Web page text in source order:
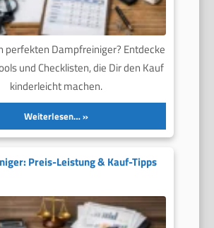
perfekten Dampfreiniger? Entdecke
und Checklisten, die Dir den Kauf
kinderleicht machen.
Weiterlesen…
Preis-Leistung & Kauf-Tipps